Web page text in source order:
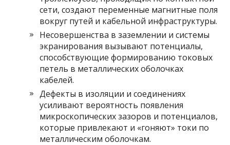
сети, создают переменные магнитные поля
вокруг путей и кабельной инфраструктуры.
Несовершенства в заземлении и системы
экранирования вызывают потенциалы,
способствующие формированию токовых
петель в металлических оболочках
кабелей.
Дефекты в изоляции и соединениях
усиливают вероятность появления
микроскопических зазоров и потенциалов,
которые привлекают и «гоняют» токи по
металлическим оболочкам.